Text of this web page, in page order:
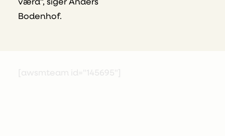
værd”, siger Anders
Bodenhof.
[awsmteam id="145695"]